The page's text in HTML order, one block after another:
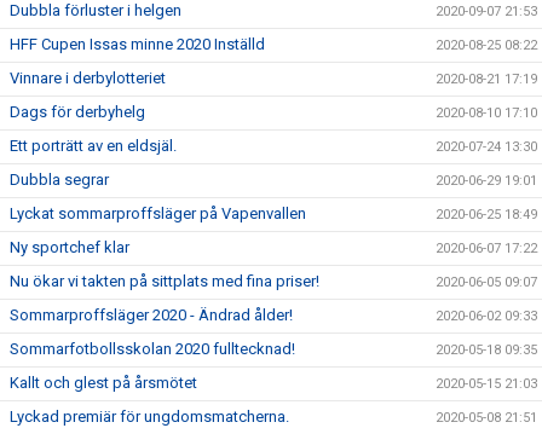
Dubbla förluster i helgen 2020-09-07 21:53
HFF Cupen Issas minne 2020 Inställd 2020-08-25 08:22
Vinnare i derbylotteriet 2020-08-21 17:19
Dags för derbyhelg 2020-08-10 17:10
Ett porträtt av en eldsjäl. 2020-07-24 13:30
Dubbla segrar 2020-06-29 19:01
Lyckat sommarproffsläger på Vapenvallen 2020-06-25 18:49
Ny sportchef klar 2020-06-07 17:22
Nu ökar vi takten på sittplats med fina priser! 2020-06-05 09:07
Sommarproffsläger 2020 - Ändrad ålder! 2020-06-02 09:33
Sommarfotbollsskolan 2020 fulltecknad! 2020-05-18 09:35
Kallt och glest på årsmötet 2020-05-15 21:03
Lyckad premiär för ungdomsmatcherna. 2020-05-08 21:51